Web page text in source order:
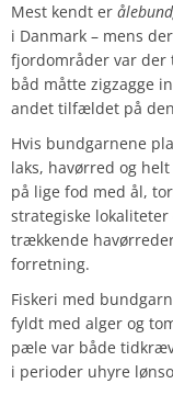
Mest kendt er
i Danmark – mens
fjordområder var der
båd måtte zigzagge
andet tilfældet på
Hvis bundgarnene
laks, havørred og
på lige fod med ål,
strategiske
trækkende
forretning.
Fiskeri med
fyldt med alger og
pæle var både
i perioder uhyre